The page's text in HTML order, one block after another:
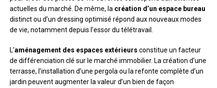
actuelles du marché. De même, la création d’un espace bureau
distinct ou d’un dressing optimisé répond aux nouveaux modes
de vie, notamment depuis l’essor du télétravail.
L’aménagement des espaces extérieurs constitue un facteur
de différenciation clé sur le marché immobilier. La création d’une
terrasse, l’installation d’une pergola ou la refonte complète d’un
jardin peuvent augmenter la valeur d’un bien de façon